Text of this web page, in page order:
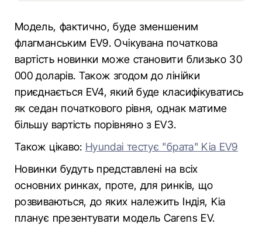
Модель, фактично, буде зменшеним
флагманським EV9. Очікувана початкова
вартість новинки може становити близько 30
000 доларів. Також згодом до лінійки
приєднається EV4, який буде класифікуватись
як седан початкового рівня, однак матиме
більшу вартість порівняно з EV3.
Також цікаво: Hyundai тестує "брата" Kia EV9
Новинки будуть представлені на всіх
основних ринках, проте, для ринків, що
розвиваються, до яких належить Індія, Kia
планує презентувати модель Carens EV.